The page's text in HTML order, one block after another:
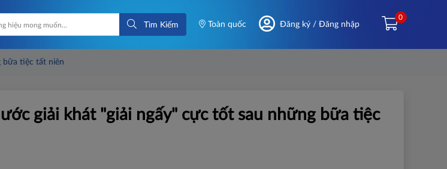
Tìm Kiếm Toàn quốc Đăng ký / Đăng nhập
0
bữa tiệc tất niên
giải khát "giải ngấy" cực tốt sau những bữa tiệc